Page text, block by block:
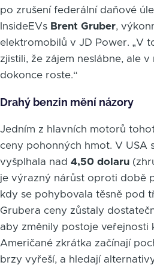
po zrušení federální daňové
InsideEVs Brent Gruber,
elektromobilů v JD Power. „V
zjistili, že zájem neslábne, ale
dokonce roste.“
Drahý benzin mění názory
Jedním z hlavních motorů
ceny pohonných hmot. V USA
vyšplhala nad 4,50 dolaru
je výrazný nárůst oproti době
kdy se pohybovala těsně pod
Grubera ceny zůstaly
aby změnily postoje veřejnosti
Američané zkrátka začínají
brzy vyřeší, a hledají